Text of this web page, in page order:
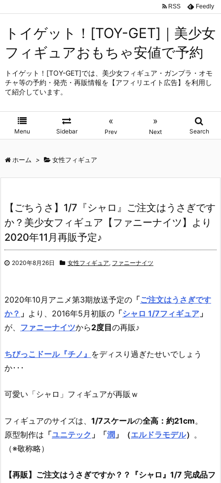
トイゲット！[TOY-GET]｜美少女
フィギュアおもちゃ安値で予約
トイゲット！[TOY-GET]では、美少女フィギュア・ガンプラ・オモ
チャ等の予約・発売・再販情報を【アフィリエイト広告】を利用し
て紹介しています。
Menu Sidebar
«
Prev
»
Next Search
RSS Feedly
ホーム > 女性フィギュア
【ごちうさ】1/7『シャロ』ご注文はうさぎです
か？美少女フィギュア【ファニーナイツ】より
2020年11月再販予定♪
2020年8月26日 女性フィギュア, ファニーナイツ
2020年10月アニメ第3期放送予定の 「ご注文はうさぎです
か？ 」 より、 2016年5月初販の 「シャロ 1/7フィギュア 」
が、 ファニーナイツから2度目の再販♪
ちびっこドール『チノ』 をディスり過ぎたせいでしょう
か･･･
可愛い「シャロ」フィギュアが再販ｗ
フィギュアのサイズは、 1/7スケールの全高：約21cm。
原型制作は 「ユニテック 」「潤 」（エルドラモデル） 。
（※敬称略）
【再販】ご注文はうさぎですか？？『シャロ』1/7 完成品フ